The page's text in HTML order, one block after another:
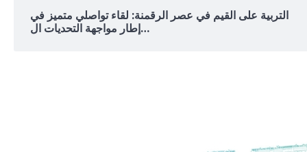
التربية على القيم في عصر الرقمنة: لقاء تواصلي متميز في
إطار مواجهة التحديات ال…